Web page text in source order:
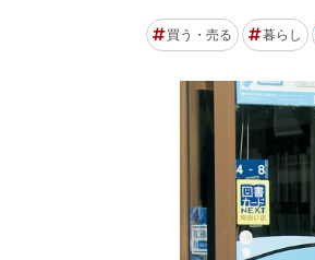
買う・売る 暮らし